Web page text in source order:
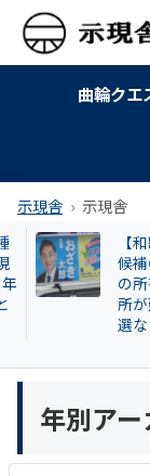
曲輪クエ
示現舎 示現舎
【和歌
候補の
の所有
所が建
選なら
年別ア